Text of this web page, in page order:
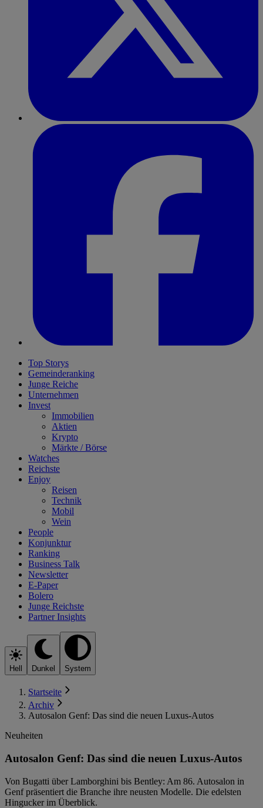
Top Storys
Gemeinderanking
Junge Reiche
Unternehmen
Invest
Immobilien
Aktien
Krypto
Märkte / Börse
Watches
Reichste
Enjoy
Reisen
Technik
Mobil
Wein
People
Konjunktur
Ranking
Business Talk
Newsletter
E-Paper
Bolero
Junge Reichste
Partner Insights
Hell Dunkel System
Startseite
Archiv
Autosalon Genf: Das sind die neuen Luxus-Autos
Neuheiten
Autosalon Genf: Das sind die neuen Luxus-Autos
Von Bugatti über Lamborghini bis Bentley: Am 86. Autosalon in
Genf präsentiert die Branche ihre neusten Modelle. Die edelsten
Hingucker im Überblick.